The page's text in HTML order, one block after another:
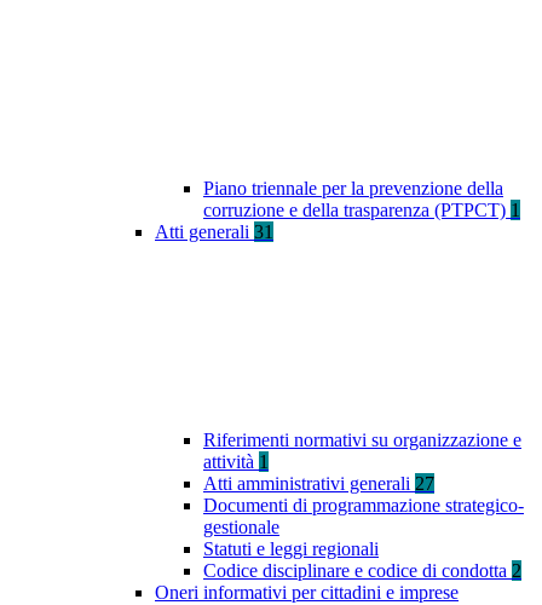
Piano triennale per la prevenzione della
corruzione e della trasparenza (PTPCT) 1
Atti generali 31
Riferimenti normativi su organizzazione e
attività 1
Atti amministrativi generali 27
Documenti di programmazione strategico-
gestionale
Statuti e leggi regionali
Codice disciplinare e codice di condotta 2
Oneri informativi per cittadini e imprese